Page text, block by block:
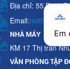
Địa chỉ: 55 Bạch
Email:
NHÀ MÁY
KM 17 Thị trấn
VĂN PHÒNG TẬP